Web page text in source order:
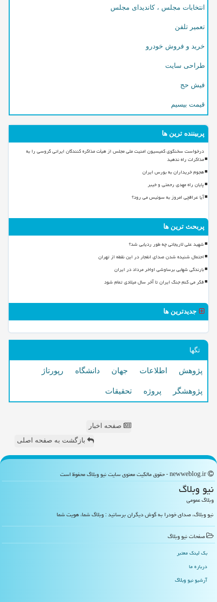
انتخابات مجلس ، کاندیدای مجلس
تعمیر تلفن
خرید و فروش خودرو
طراحی سایت
فیش حج
قیمت بیسیم
پربیننده ترین ها
درخواست سخنگوی کمیسیون امنیت ملی مجلس از هیأت مذاکره کنندگان ایرانی گروسی را به
مذاکرات راه ندهید
هجوم خریداران به بورس ایران
پایان راه مهدی رحمتی و خیبر
آیا عراقچی امروز به سوئیس می رود؟
پربحث ترین ها
شهید علی لاریجانی چه طور ردیابی شد؟
احتمال شنیده شدن صدای انفجار در این نقطه از تهران
بارندگی شهابی برساوشی اواخر مرداد در ایران
فکر می کنم جنگ ایران تا آخر سال میلادی تمام شود
جدیدترین ها
تگها
پژوهش اطلاعات جهان دانشگاه رپورتاژ
پژوهشگر پروژه تحقیقات
صفحه اخبار
بازگشت به صفحه اصلی
نیو وبلاگ
وبلاگ عمومی
نیو وبلاگ، صدای خودرا به گوش دیگران برسانید : وبلاگ شما، هویت شما
صفحات نیو وبلاگ
بک لینک معتبر
درباره ما
آرشیو نیو وبلاگ